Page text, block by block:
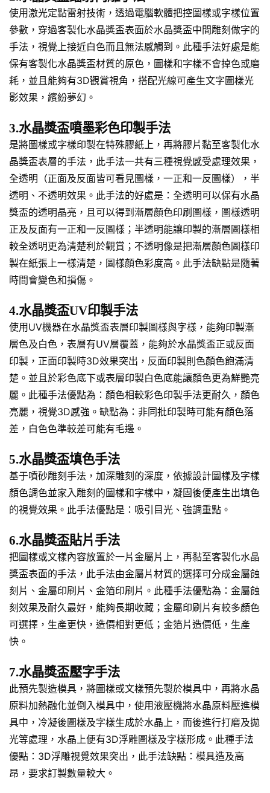
使用激光定點雷射技術，透過電腦軟體把控圖樣或字樣位置
參數，穿過客製化水晶獎盃表面於水晶獎盃中間雕刻做字的
手法，視覺上接近白色而且無法感觸到。此種手法好處是能
保有客製化水晶獎盃材質的原色，圖樣和字樣不會掉色或磨
耗，並且能夠有3D觀賞視角，搭配光線可產生文字圖樣光
影效果，繽紛夢幻。
3.水晶獎盃噴墨彩色印製手法
是將圖樣或字樣印製在特殊膠紙上，再將膠片黏至客製化水
晶獎盃表層的手法，此手法一共有三種視覺感受處理效果，
全透明（正面及反面皆可看見圖樣，一正和一反圖樣），半
透明、不透明效果。此手法的好處是：全透明可以保有水晶
獎盃的透明晶亮，且可以得到漸層顏色印刷圖樣，圖樣透明
正及反面有一正和一反圖樣；半透明能讓印製的漸層圖樣相
較全透明更為清楚利於觀賞；不透明像是把漸層顏色圖樣印
製在紙張上一樣清楚，圖樣顏色彩度高。此手法缺點是隨著
時間會變色和損傷。
4.水晶獎盃UV印製手法
使用UV機器在水晶獎盃表層印製圖樣與字樣，能夠印製漸
層色及白色，表層有UV層覆蓋，能夠於水晶獎盃正或反面
印製，正面印製時3D效果突出，反面印製則色顏色飽滿清
楚。並且於彩色底下或表層印製白色底能讓顏色更為鮮艷亮
麗。此種手法優點為：顏色相較彩色印製手法更耐久，顏色
亮麗，視覺3D感強。缺點為：非同批印製時可能有顏色落
差，白色色準較差可能有毛邊。
5.水晶獎盃填色手法
基于噴砂雕刻手法，加深雕刻的深度，依據設計圖樣及字樣
顏色調色並家入雕刻的圖樣和字樣中，凝固後便產生出填色
的視覺效果。此手法優點是：吸引目光、強調重點。
6.水晶獎盃貼片手法
把圖樣或文樣內容放置於一片金屬片上，再黏至客製化水晶
獎盃表面的手法，此手法由金屬片材質的選擇可分成金屬蝕
刻片、金屬印刷片、金箔印刷片。此種手法優點為：金屬蝕
刻效果及耐久最好，能夠長期收藏；金屬印刷片有較多顏色
可選擇，生產更快，造價相對更低；金箔片造價低，生產
快。
7.水晶獎盃壓字手法
此預先製造模具，將圖樣或文樣預先製於模具中，再將水晶
原料加熱融化並倒入模具中，使用液壓機將水晶原料壓進模
具中，冷凝後圖樣及字樣生成於水晶上，而後進行打磨及拋
光等處理，水晶上便有3D浮雕圖樣及字樣形成。此種手法
優點：3D浮雕視覺效果突出，此手法缺點：模具造及高
昂，要求訂製數量較大。